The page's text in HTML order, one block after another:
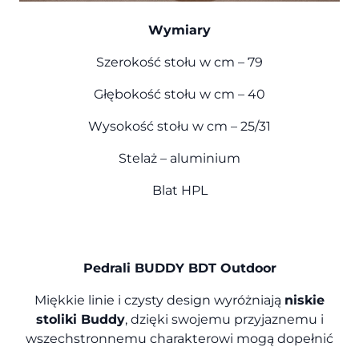
Wymiary
Szerokość stołu w cm – 79
Głębokość stołu w cm – 40
Wysokość stołu w cm – 25/31
Stelaż – aluminium
Blat HPL
Pedrali BUDDY BDT Outdoor
Miękkie linie i czysty design wyróżniają niskie
stoliki Buddy, dzięki swojemu przyjaznemu i
wszechstronnemu charakterowi mogą dopełnić